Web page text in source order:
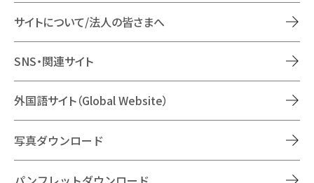
サイトについて/法人の皆さまへ
SNS・関連サイト
外国語サイト（Global Website）
写真ダウンロード